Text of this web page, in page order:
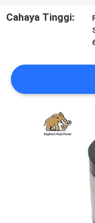
KASUS
PRIVACY
POLICY
Cahaya Tinggi: